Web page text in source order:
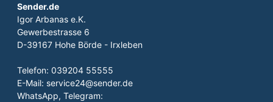
Sender.de
Igor Arbanas e.K.
Gewerbestrasse 6
D-39167 Hohe Börde - Irxleben
Telefon: 039204 55555
E-Mail: service24@sender.de
WhatsApp, Telegram: